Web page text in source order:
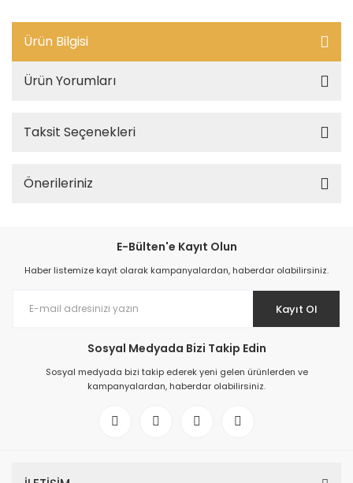
Ürün Bilgisi
Ürün Yorumları
Taksit Seçenekleri
Önerileriniz
E-Bülten'e Kayıt Olun
Haber listemize kayıt olarak kampanyalardan, haberdar olabilirsiniz.
Kayıt Ol
Sosyal Medyada Bizi Takip Edin
Sosyal medyada bizi takip ederek yeni gelen ürünlerden ve
kampanyalardan, haberdar olabilirsiniz.